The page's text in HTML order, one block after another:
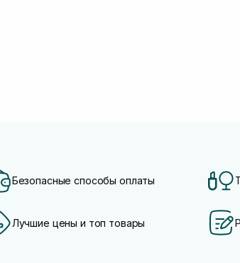
Безопасные способы оплаты
Лучшие цены и топ товары